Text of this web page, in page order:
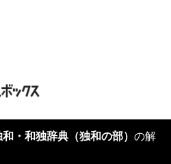
・和独辞典（独和の部） の解